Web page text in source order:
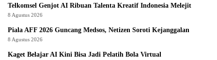
Telkomsel Genjot AI Ribuan Talenta Kreatif Indonesia Melejit
8 Agustus 2026
Piala AFF 2026 Guncang Medsos, Netizen Soroti Kejanggalan
8 Agustus 2026
Kaget Belajar AI Kini Bisa Jadi Pelatih Bola Virtual